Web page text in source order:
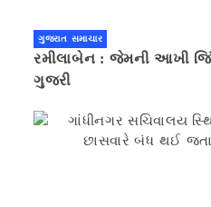
ગુજરાત સમાચાર
રમીલાબેન : જેમની આખી
ગુજરી